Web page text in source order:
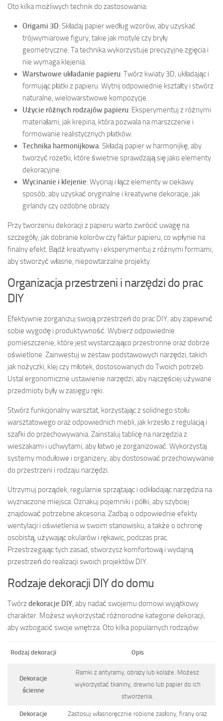
Oto kilka możliwych technik do zastosowania:
Origami 3D: Składaj papier według wzorów, aby uzyskać
trójwymiarowe figury, takie jak motyle czy bryły
geometryczne. Ta technika wykorzystuje precyzyjne zgięcia i
nie wymaga klejenia.
Warstwowe układanie papieru: Twórz kwiaty 3D, układając i
formując płatki z papieru. Wytnij odpowiednie kształty i stwórz
naturalne, wielowarstwowe kompozycje.
Użycie różnych rodzajów papieru: Eksperymentuj z różnymi
materiałami, jak krepina, która pozwala na marszczenie i
formowanie realistycznych płatków.
Technika harmonijkowa: Składaj papier w harmonijkę, aby
tworzyć rozetki, które świetnie sprawdzają się jako elementy
dekoracyjne.
Wycinanie i klejenie: Wycinaj i łącz elementy w ciekawy
sposób, aby uzyskać oryginalne i kreatywne dekoracje, jak
girlandy czy ozdobne obrazy.
Przy tworzeniu dekoracji z papieru warto zwrócić uwagę na
szczegóły, jak dobranie kolorów czy faktur papieru, co wpłynie na
finalny efekt. Bądź kreatywny i eksperymentuj z różnymi formami,
aby stworzyć własne, niepowtarzalne projekty.
Organizacja przestrzeni i narzędzi do prac
DIY
Efektywnie zorganizuj swoją przestrzeń do prac DIY, aby zapewnić
sobie wygodę i produktywność. Wybierz odpowiednie
pomieszczenie, które jest wystarczająco przestronne oraz dobrze
oświetlone. Zainwestuj w zestaw podstawowych narzędzi, takich
jak nożyczki, klej czy młotek, dostosowanych do Twoich potrzeb.
Ustal ergonomiczne ustawienie narzędzi, aby najczęściej używane
przedmioty były w zasięgu ręki.
Stwórz funkcjonalny warsztat, korzystając z solidnego stołu
warsztatowego oraz odpowiednich mebli, jak krzesło z regulacją i
szafki do przechowywania. Zainstaluj tablicę na narzędzia z
wieszakami i uchwytami, aby łatwo je zorganizować. Wykorzystaj
systemy modułowe i organizery, aby dostosować przechowywanie
do przestrzeni i rodzaju narzędzi.
Utrzymuj porządek, regularnie sprzątając i odkładając narzędzia na
wyznaczone miejsca. Oznakuj pojemniki i półki, aby szybciej
znajdować potrzebne akcesoria. Zadbaj o odpowiednie efekty
wentylacji i oświetlenia w swoim stanowisku, a także o ochronę
osobistą, używając okularów i rękawic, podczas prac.
Przestrzegając tych zasad, stworzysz komfortową i wydajną
przestrzeń do realizacji swoich projektów DIY.
Rodzaje dekoracji DIY do domu
Twórzdekoracje DIY, aby nadać swojemu domowi wyjątkowy
charakter. Możesz wykorzystać różnorodne kategorie dekoracji,
aby wzbogacić swoje wnętrza. Oto kilka popularnych rodzajów:
Rodzaj dekoracji Opis
Dekoracje
ścienne
Ramki z antyramy, obrazy lub kolaże. Możesz
wykorzystać tkaniny, drewno lub papier do ich
stworzenia.
Dekoracje Zastosuj własnoręcznie robione zasłony, firany oraz